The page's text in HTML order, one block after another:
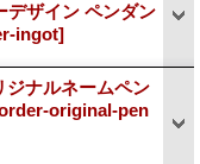
デザイン ペンダン
ingot]
ジナルネームペン
original-pen